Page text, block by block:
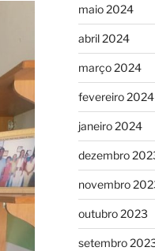
maio 2024
abril 2024
março 2024
fevereiro 2024
janeiro 2024
dezembro
novembro
outubro 2023
setembro